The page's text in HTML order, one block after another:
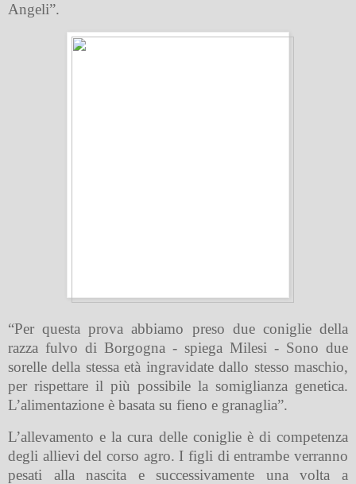
Angeli”.
“Per questa prova abbiamo preso due coniglie della
razza fulvo di Borgogna - spiega Milesi - Sono due
sorelle della stessa età ingravidate dallo stesso maschio,
per rispettare il più possibile la somiglianza genetica.
L’alimentazione è basata su fieno e granaglia”.
L’allevamento e la cura delle coniglie è di competenza
degli allievi del corso agro. I figli di entrambe verranno
pesati alla nascita e successivamente una volta a